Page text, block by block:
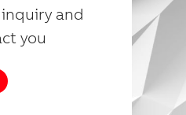
and
you